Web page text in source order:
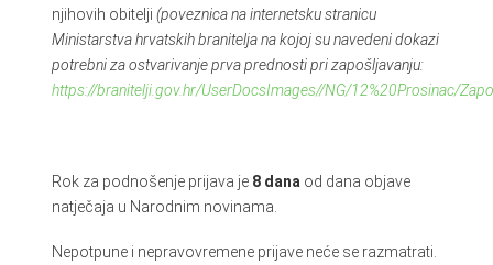
njihovih obitelji (poveznica na internetsku stranicu
Ministarstva hrvatskih branitelja na kojoj su navedeni dokazi
potrebni za ostvarivanje prva prednosti pri zapošljavanju:
https://branitelji.gov.hr/UserDocsImages//NG/12%20Prosinac/
Rok za podnošenje prijava je 8 dana od dana objave
natječaja u Narodnim novinama.
Nepotpune i nepravovremene prijave neće se razmatrati.